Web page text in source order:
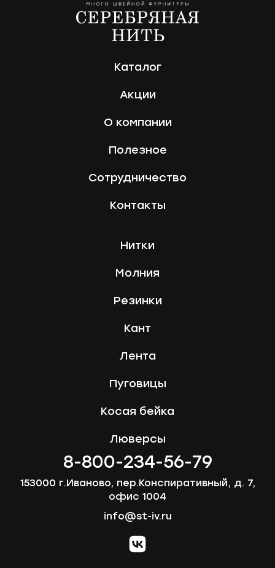
Каталог
Акции
О компании
Полезное
Сотрудничество
Контакты
Нитки
Молния
Резинки
Кант
Лента
Пуговицы
Косая бейка
Люверсы
8-800-234-56-79
153000 г.Иваново, пер.Конспиративный, д. 7,
офис 1004
info@st-iv.ru
vk.com